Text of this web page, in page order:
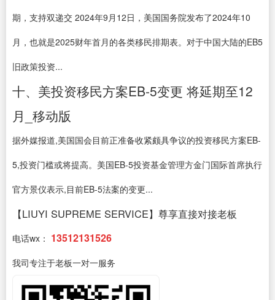
期，支持双递交 2024年9月12日，美国国务院发布了2024年10
月，也就是2025财年首月的各类移民排期表。对于中国大陆的EB5
旧政策投资...
十、美投资移民方案EB-5变更 将延期至12
月_移动版
据外媒报道,美国国会目前正准备收紧颇具争议的投资移民方案EB-
5,投资门槛或将提高。美国EB-5投资基金管理方金门国际首席执行
官方景仪表示,目前EB-5法案的变更...
【LIUYI SUPREME SERVICE】尊享直接对接老板
电话wx： 13512131526
我司专注于老板一对一服务